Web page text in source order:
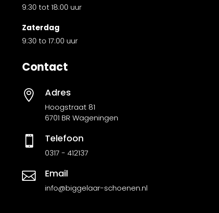
9:30 tot 18:00 uur
Zaterdag
9:30 to 17:00 uur
Contact
 Adres
Hoogstraat 81
6701 BR Wageningen
 Telefoon
0317 - 412137
 Email
info@biggelaar-schoenen.nl